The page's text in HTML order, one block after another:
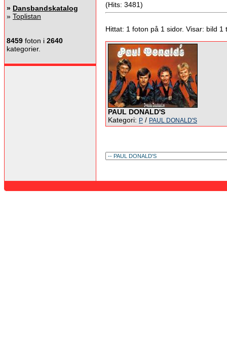
» Dansbandskatalog
» Toplistan
8459 foton i 2640
kategorier.
(Hits: 3481)
Hittat: 1 foton på 1 sidor. Visar: bild 1
PAUL DONALD'S
Kategori: P / PAUL DONALD'S